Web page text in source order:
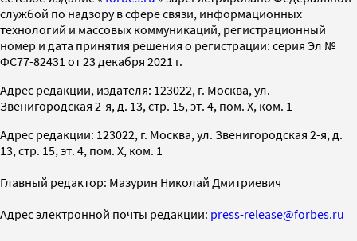
службой по надзору в сфере связи, информационных
технологий и массовых коммуникаций, регистрационный
номер и дата принятия решения о регистрации: серия Эл №
ФС77-82431 от 23 декабря 2021 г.
Адрес редакции, издателя: 123022, г. Москва, ул.
Звенигородская 2-я, д. 13, стр. 15, эт. 4, пом. X, ком. 1
Адрес редакции: 123022, г. Москва, ул. Звенигородская 2-я, д.
13, стр. 15, эт. 4, пом. X, ком. 1
Главный редактор: Мазурин Николай Дмитриевич
Адрес электронной почты редакции: press-release@forbes.ru